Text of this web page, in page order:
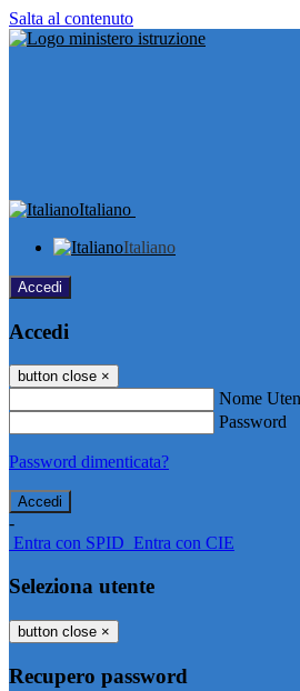
Salta al contenuto
Italiano
Italiano
Accedi
Accedi
button close ×
Nome
Password
Password dimenticata?
-
Entra con SPID Entra con CIE
Seleziona utente
button close ×
Recupero password